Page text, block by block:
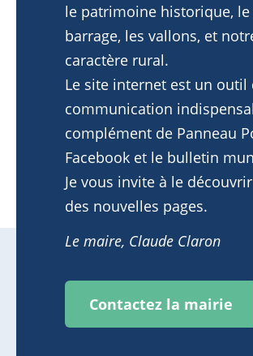
le patrimoine historique, le
barrage, les vallons, et
caractère rural.
Le site internet est un outil
communication
complément de Panneau
Facebook et le bulletin
Je vous invite à le
des nouvelles pages.
Le maire, Claude Claron
Contactez la mairie